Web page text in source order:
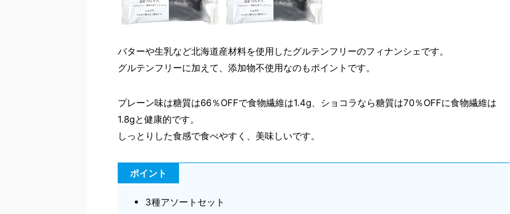
バターや生乳など北海道産材料を使用したグルテンフリーのフィナンシェです。
グルテンフリーに加えて、添加物不使用なのもポイントです。
プレーン味は糖質は66％OFFで食物繊維は1.4g、ショコラなら糖質は70％OFFに食物繊維は
1.8gと健康的です。
しっとりした食感で食べやすく、美味しいです。
ポイント
3種アソートセット